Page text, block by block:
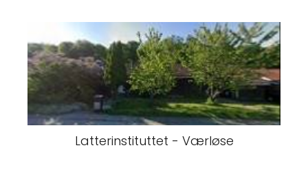
Latterinstituttet - Værløse